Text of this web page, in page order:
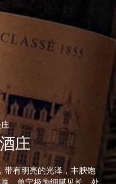
庄
带有明亮的光泽，丰腴饱